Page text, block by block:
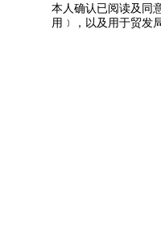
本人确认已阅读及同
用﹞，以及用于贸发